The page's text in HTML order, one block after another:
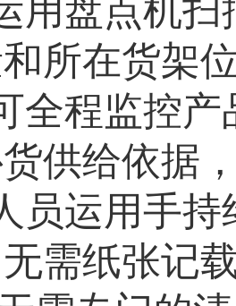
用盘点机
所在货架
全程监控
供给依据
员运用手
需纸张记